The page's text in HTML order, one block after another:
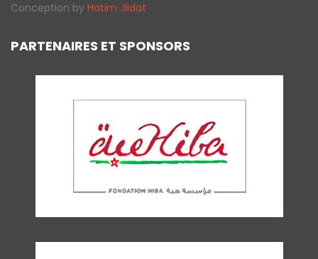
Conception by Hatim Jlidat
PARTENAIRES ET SPONSORS